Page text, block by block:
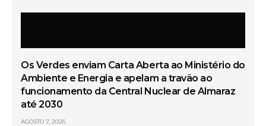
Os Verdes enviam Carta Aberta ao Ministério do
Ambiente e Energia e apelam a travão ao
funcionamento da Central Nuclear de Almaraz
até 2030
AGOSTO 7, 2026